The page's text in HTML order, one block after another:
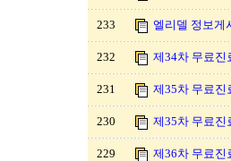
233 엘리델 정보게
232 제34차 무료진
231 제35차 무료진
230 제35차 무료진
229 제36차 무료진